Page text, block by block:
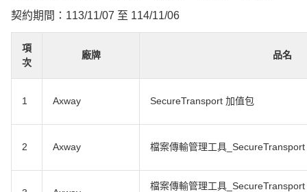
契約期間：113/11/07 至 114/11/06
項
次
廠牌 品名
1 Axway SecureTransport 加值包
2 Axway 檔案傳輸管理工具
檔案傳輸管理工具